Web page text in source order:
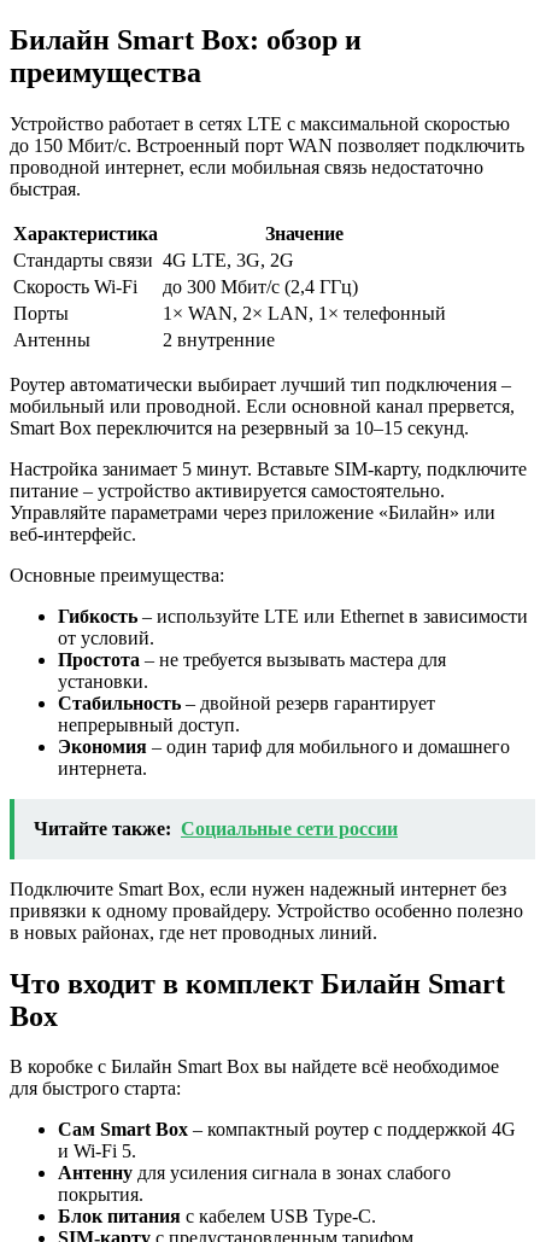
Билайн Smart Box: обзор и
преимущества
Устройство работает в сетях LTE с максимальной скоростью
до 150 Мбит/с. Встроенный порт WAN позволяет подключить
проводной интернет, если мобильная связь недостаточно
быстрая.
Характеристика
Значение
Стандарты связи 4G LTE, 3G, 2G
Скорость Wi-Fi
до 300 Мбит/с (2,4 ГГц)
Порты
1× WAN, 2× LAN, 1× телефонный
Антенны
2 внутренние
Роутер автоматически выбирает лучший тип подключения –
мобильный или проводной. Если основной канал прервется,
Smart Box переключится на резервный за 10–15 секунд.
Настройка занимает 5 минут. Вставьте SIM-карту, подключите
питание – устройство активируется самостоятельно.
Управляйте параметрами через приложение «Билайн» или
веб-интерфейс.
Основные преимущества:
Гибкость – используйте LTE или Ethernet в зависимости
от условий.
Простота – не требуется вызывать мастера для
установки.
Стабильность – двойной резерв гарантирует
непрерывный доступ.
Экономия – один тариф для мобильного и домашнего
интернета.
Читайте также: Социальные сети россии
Подключите Smart Box, если нужен надежный интернет без
привязки к одному провайдеру. Устройство особенно полезно
в новых районах, где нет проводных линий.
Что входит в комплект Билайн Smart
Box
В коробке с Билайн Smart Box вы найдете всё необходимое
для быстрого старта:
Сам Smart Box – компактный роутер с поддержкой 4G
и Wi-Fi 5.
Антенну для усиления сигнала в зонах слабого
покрытия.
Блок питания с кабелем USB Type-C.